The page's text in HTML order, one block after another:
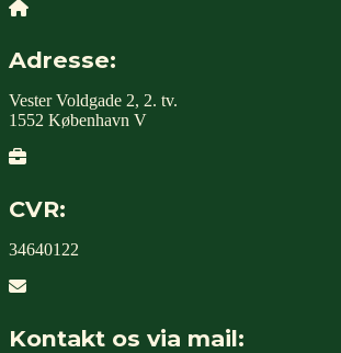
Adresse:
Vester Voldgade 2, 2. tv.
1552 København V
CVR:
34640122
Kontakt os via mail: